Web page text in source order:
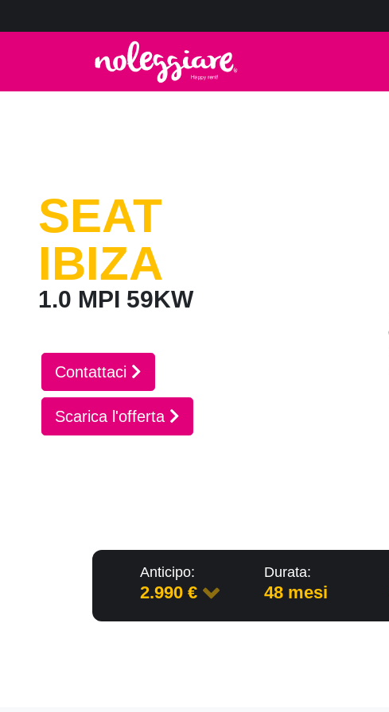
SEAT
IBIZA
1.0 MPI 59KW
Contattaci
Scarica l'offerta
Anticipo:
2.990 €
Durata:
48 mesi